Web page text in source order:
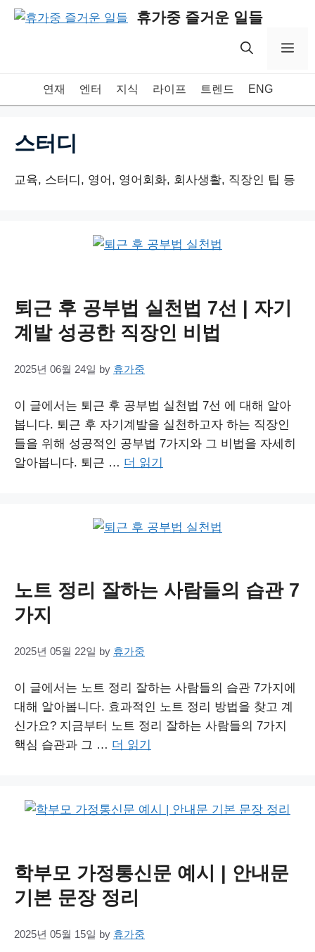
Skip
휴가중 즐거운 일들
연재 엔터 지식 라이프 트렌드 ENG
스터디
교육, 스터디, 영어, 영어회화, 회사생활, 직장인 팁 등
퇴근 후 공부법 실천법 7선 | 자기
계발 성공한 직장인 비법
2025년 06월 24일 by 휴가중
이 글에서는 퇴근 후 공부법 실천법 7선 에 대해 알아
봅니다. 퇴근 후 자기계발을 실천하고자 하는 직장인
들을 위해 성공적인 공부법 7가지와 그 비법을 자세히
알아봅니다. 퇴근 … 더 읽기
노트 정리 잘하는 사람들의 습관 7
가지
2025년 05월 22일 by 휴가중
이 글에서는 노트 정리 잘하는 사람들의 습관 7가지에
대해 알아봅니다. 효과적인 노트 정리 방법을 찾고 계
신가요? 지금부터 노트 정리 잘하는 사람들의 7가지
핵심 습관과 그 … 더 읽기
학부모 가정통신문 예시 | 안내문
기본 문장 정리
2025년 05월 15일 by 휴가중